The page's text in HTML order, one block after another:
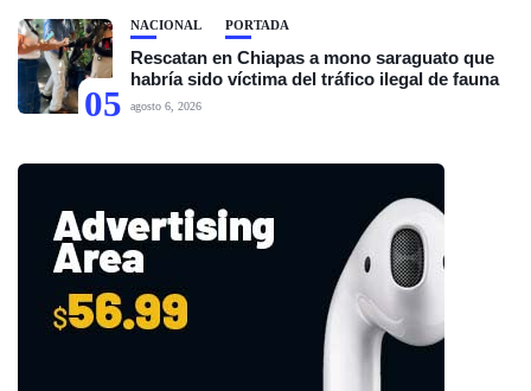
05
NACIONAL PORTADA
Rescatan en Chiapas a mono saraguato que
habría sido víctima del tráfico ilegal de fauna
agosto 6, 2026